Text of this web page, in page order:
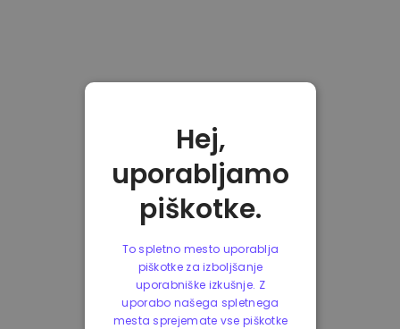
Hej,
uporabljamo
piškotke.
To spletno mesto uporablja
piškotke za izboljšanje
uporabniške izkušnje. Z
uporabo našega spletnega
mesta sprejemate vse piškotke